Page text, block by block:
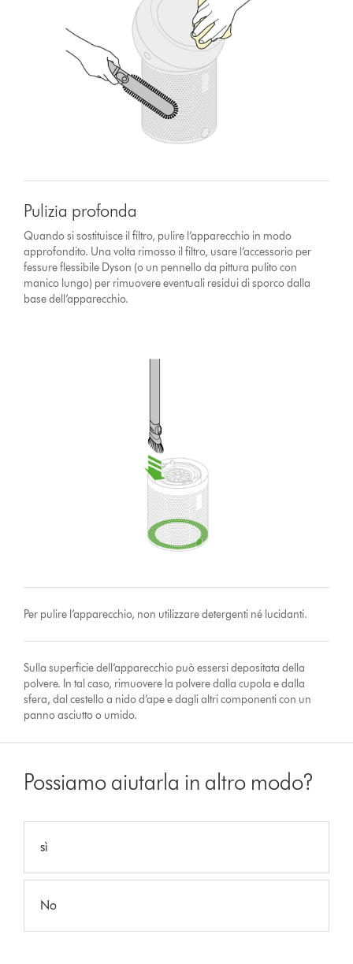
Pulizia profonda
Quando si sostituisce il filtro, pulire l’apparecchio in modo
approfondito. Una volta rimosso il filtro, usare l’accessorio per
fessure flessibile Dyson (o un pennello da pittura pulito con
manico lungo) per rimuovere eventuali residui di sporco dalla
base dell’apparecchio.
Per pulire l’apparecchio, non utilizzare detergenti né lucidanti.
Sulla superficie dell’apparecchio può essersi depositata della
polvere. In tal caso, rimuovere la polvere dalla cupola e dalla
sfera, dal cestello a nido d’ape e dagli altri componenti con un
panno asciutto o umido.
Possiamo aiutarla in altro modo?
sì
No